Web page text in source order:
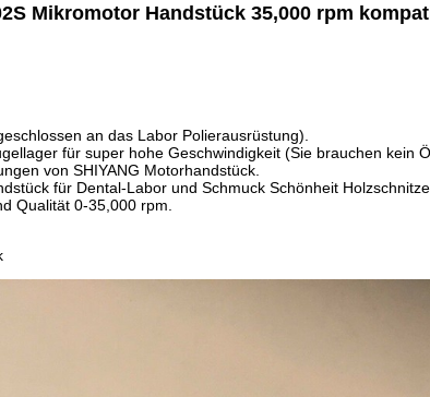
Mikromotor Handstück 35,000 rpm
an das Labor Polierausrüstung).
für super hohe Geschwindigkeit (Sie brauchen kein
von SHIYANG Motorhandstück.
für Dental-Labor und Schmuck Schönheit
Qualität 0-35,000 rpm.